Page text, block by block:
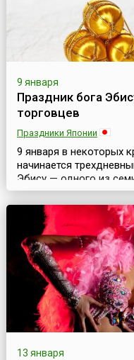
9 января
Праздник бога
торговцев
Праздники Японии
9 января в некоторых
начинается
Эбису — одного из
считается богом
торговцев. Предание
направила Эбису на
чтобы он сам
Эбису издавна
13 января